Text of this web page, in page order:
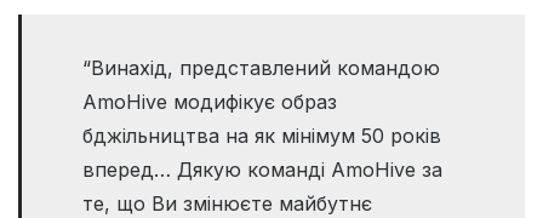
“Винахід, представлений командою
AmoHive модифікує образ
бджільництва на як мінімум 50 років
вперед… Дякую команді AmoHive за
те, що Ви змінюєте майбутнє